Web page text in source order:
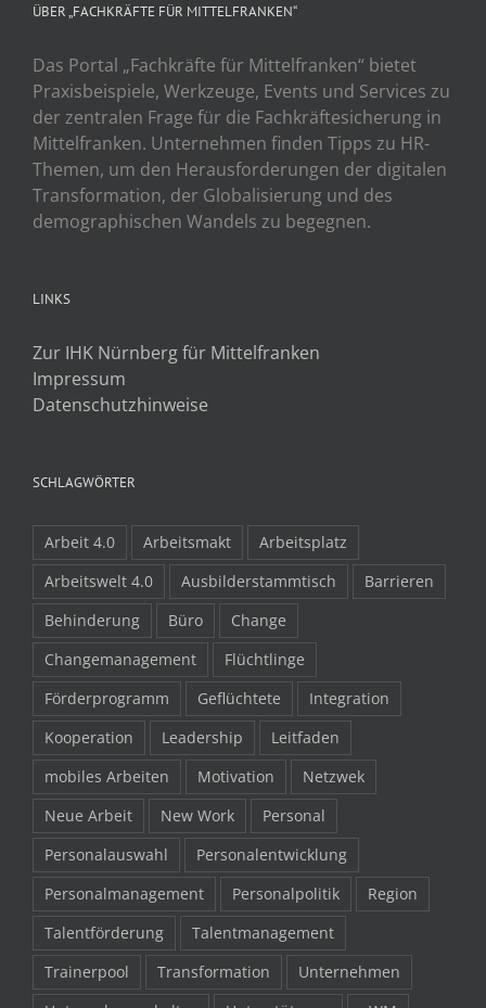
ÜBER „FACHKRÄFTE FÜR MITTELFRANKEN“
Das Portal „Fachkräfte für Mittelfranken“ bietet
Praxisbeispiele, Werkzeuge, Events und Services zu
der zentralen Frage für die Fachkräftesicherung in
Mittelfranken. Unternehmen finden Tipps zu HR-
Themen, um den Herausforderungen der digitalen
Transformation, der Globalisierung und des
demographischen Wandels zu begegnen.
LINKS
Zur IHK Nürnberg für Mittelfranken
Impressum
Datenschutzhinweise
SCHLAGWÖRTER
Arbeit 4.0 Arbeitsmakt
Arbeitsplatz
Arbeitswelt 4.0
Ausbilderstammtisch
Barrieren
Behinderung
Büro
Change
Changemanagement
Flüchtlinge
Förderprogramm
Geflüchtete
Integration
Kooperation
Leadership
Leitfaden
mobiles Arbeiten
Motivation
Netzwek
Neue Arbeit
New Work
Personal
Personalauswahl
Personalentwicklung
Personalmanagement
Personalpolitik
Region
Talentförderung
Talentmanagement
Trainerpool
Transformation
Unternehmen